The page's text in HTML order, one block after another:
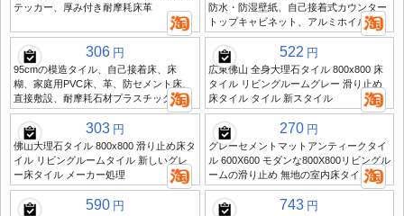
テッカー、厚み付き耐摩耗床革
防水・防湿壁紙、自己接着式カウンター
トップキャビネット、アルミホイル紙
306 円
95cmの模造タイル、自己接着床、床
糊、家庭用PVC床、革、防セメント床、
直接敷設、耐摩耗石材プラスチック床材
522 円
広東佛山 全身大理石タイル 800x800 床
タイル リビングルームグレー 滑り止め
床タイル タイル 新スタイル
303 円
佛山大理石タイル 800x800 滑り止め床タ
イル リビングルームタイル 新しいグレ
ー床タイル メーカー処理
270 円
グレーセメントマットアンティークタイ
ル 600X600 モダンな800X800リビングル
ームの滑り止め 無地の室内床タイル
590 円 743 円